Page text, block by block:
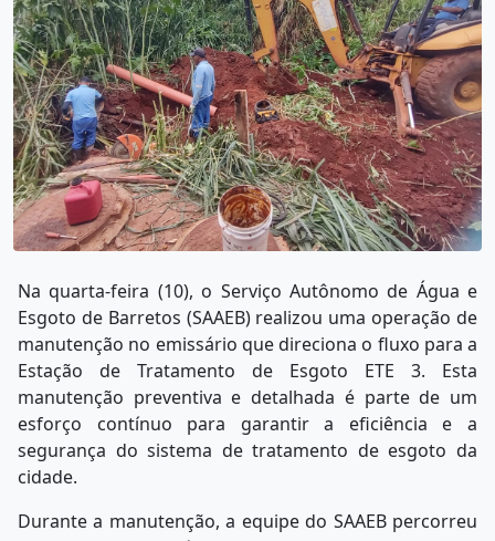
Na quarta-feira (10), o Serviço Autônomo de Água e
Esgoto de Barretos (SAAEB) realizou uma operação de
manutenção no emissário que direciona o fluxo para a
Estação de Tratamento de Esgoto ETE 3. Esta
manutenção preventiva e detalhada é parte de um
esforço contínuo para garantir a eficiência e a
segurança do sistema de tratamento de esgoto da
cidade.
Durante a manutenção, a equipe do SAAEB percorreu